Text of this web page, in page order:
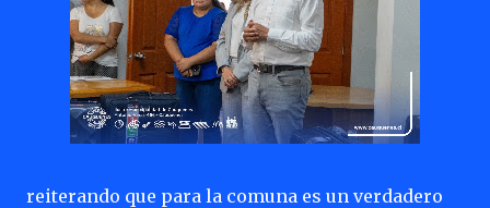
reiterando que para la comuna es un verdadero